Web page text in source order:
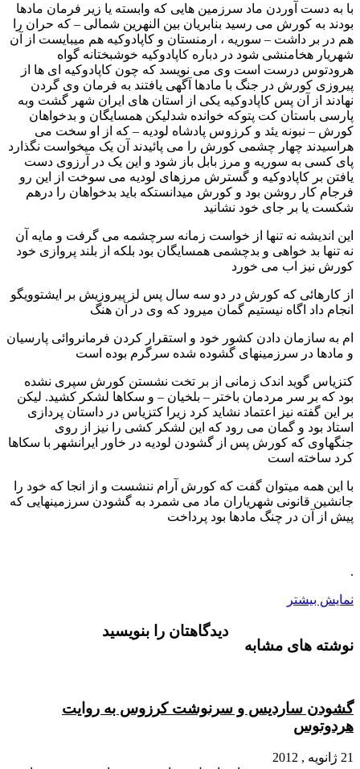
با به دست آوردن ماد سرزمین هایی که وابسته یا زیر فرمان مادها
بودند به کورش می رسید بنابریان بین النهرین شمالی – که حران را
هم در بر داشت – سوریه ، ارمنستان و کاپادوکیه هم میبایست از آن
شهریار هخامنشی شود در دباره کاپادوکیه خوشبختانه گواه
هرودتوس درست است وی می نویسد که چون کاپادوکیه ای ها از
پیروزی کورش در جنگ با مادها آگهی یافتند به فرمان وی گردن
نهادند از آن پس کاپادوکیه یکی از استان های ایران شهر گشت وبه
پارسی باستان کت پتوکه خوانده شدلیکن همسایگان و بدخواهان
کورش – نبونه یئد و کرزوس پادشاه لودیه – که از او سخت می
هراسیدند چهار چشمی کورش را می پائیدند آن یک میخواست نگذارد
پای کسی به سوریه و مرز بابل باز شود و این یک در آرزوی دست
یافتن بر کاپادوکیه و گسترش مرزهای لودیه می سوخت از این رو
فرجام کار روشن بود و کورش میدانستکه باید بدخواهان را درهم
شکست یا بر جای خود نشانید
این اندیشه نه تنها از خواست زمانه سرچشمه می گرفت و مایه آن
نه تنها بد خواهی و بدچشمی همسایگان بود بلکه از بلند پروازی خود
کورش نیز اب می خورد
از کارهائی که کورش در دو سه سال پس لز پیروزیش بر ایشتوویگو
انجام داد اگاه نیستیم گمان میرود که وی در آن هنگ
ام به سازمان دادن کشور خود و استقرار کردن فرمانروائی پارسیان
و مادها در سرزمینهای گشوده شده سرگرم بوده است
کتزیاس گوید اندک زمانی از بر تخت نشستن کورش سپری نشده
بود که بر سر مردمان باختر – بلخیان – و سکاها لشکر کشید. لیکن
بر این گفته نیز اعتماد نشاید کرد زیرا کتزیاس در داستان پردازی
استاد بود و گمان می رود که این لشکر کشی را نیز از روی
جنگهاوی که کورش پس از گشودن لودیه در خاور ایرانشهر با سکاها
کرد ساخته است
با این همه میتوان گفت که کورش آرام ننشست و از انجا که خود را
جانشین قانونی شهریاران ماد می شمرد به گشودن سرزمینهایی که
پیش از آن در چنگ مادها بود پرداخت
.
نمایش بیشتر
نوشته های مشابه
گشودن ساردیس و سرنوشت کرزوس به روایت
هردوتوس
21 ژانویه , 2012
دیدگاهتان را بنویسید